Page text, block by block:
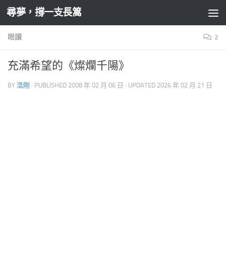
Skip to content
尋夢，撐一支長篙
眼讀 2
充滿希望的《燦爛千陽》
BY 浩剛 · PUBLISHED 2008 年 02 月 06 日 · UPDATED 2026 年 02 月 21 日